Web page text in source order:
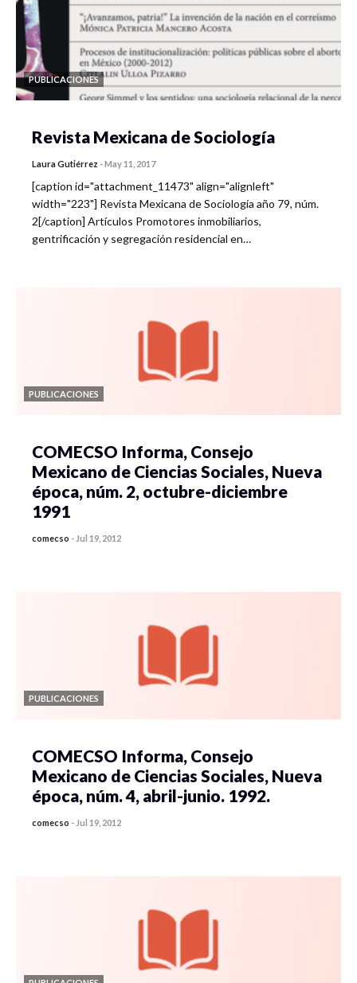
PUBLICACIONES
Revista Mexicana de Sociología
Laura Gutiérrez -May 11, 2017
[caption id="attachment_11473" align="alignleft"
width="223"] Revista Mexicana de Sociología año 79, núm.
2[/caption] Artículos Promotores inmobiliarios,
gentrificación y segregación residencial en…
PUBLICACIONES
COMECSO Informa, Consejo
Mexicano de Ciencias Sociales, Nueva
época, núm. 2, octubre-diciembre
1991
comecso - Jul 19, 2012
PUBLICACIONES
COMECSO Informa, Consejo
Mexicano de Ciencias Sociales, Nueva
época, núm. 4, abril-junio. 1992.
comecso - Jul 19, 2012